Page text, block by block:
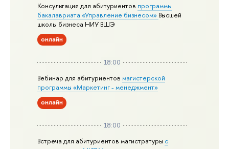
Консультация для абитуриентов программы
бакалавриата «Управление бизнесом» Высшей
школы бизнеса НИУ ВШЭ
онлайн
18:00
Вебинар для абитуриентовмагистерской
программы «Маркетинг - менеджмент»
онлайн
18:00
Встреча для абитуриентов магистратуры с